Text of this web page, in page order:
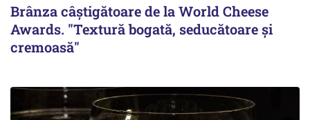
Brânza câștigătoare de la World Cheese
Awards. "Textură bogată, seducătoare și
cremoasă"